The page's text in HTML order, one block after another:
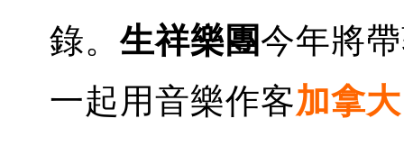
錄。生祥樂團今年將
一起用音樂作客加拿